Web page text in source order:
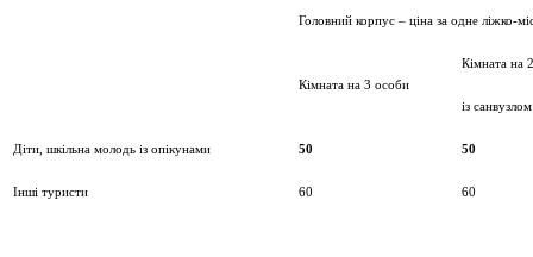
Головний корпус – ціна за одне ліжко-
Кімната на 3 особи
Кімната на
із санвузлом
Діти, шкільна молодь із опікунами 50 50
Інші туристи 60 60